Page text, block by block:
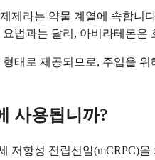
제라는 약물 계열에 속합니
법과는 달리, 아비라테론은
태로 제공되므로, 주입을
사용됩니까?
저항성 전립선암(mCRPC)